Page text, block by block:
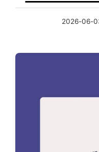
2026-06-